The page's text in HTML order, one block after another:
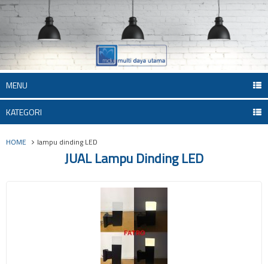
MENU
KATEGORI
HOME lampu dinding LED
JUAL Lampu Dinding LED